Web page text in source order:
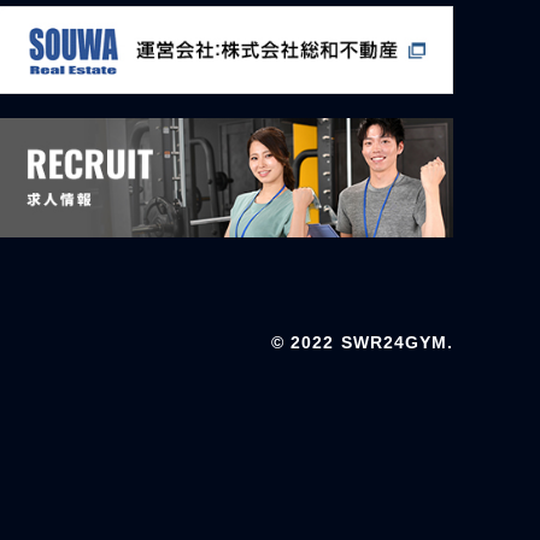
© 2022 SWR24GYM.